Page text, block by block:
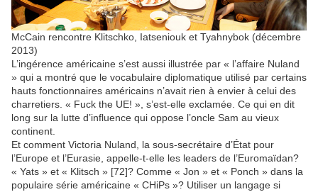
McCain rencontre Klitschko, Iatseniouk et Tyahnybok (décembre
2013)
L’ingérence américaine s’est aussi illustrée par « l’affaire Nuland
» qui a montré que le vocabulaire diplomatique utilisé par certains
hauts fonctionnaires américains n’avait rien à envier à celui des
charretiers. « Fuck the UE! », s’est-elle exclamée. Ce qui en dit
long sur la lutte d’influence qui oppose l’oncle Sam au vieux
continent.
Et comment Victoria Nuland, la sous-secrétaire d’État pour
l’Europe et l’Eurasie, appelle-t-elle les leaders de l’Euromaïdan?
« Yats » et « Klitsch » [72]? Comme « Jon » et « Ponch » dans la
populaire série américaine « CHiPs »? Utiliser un langage si